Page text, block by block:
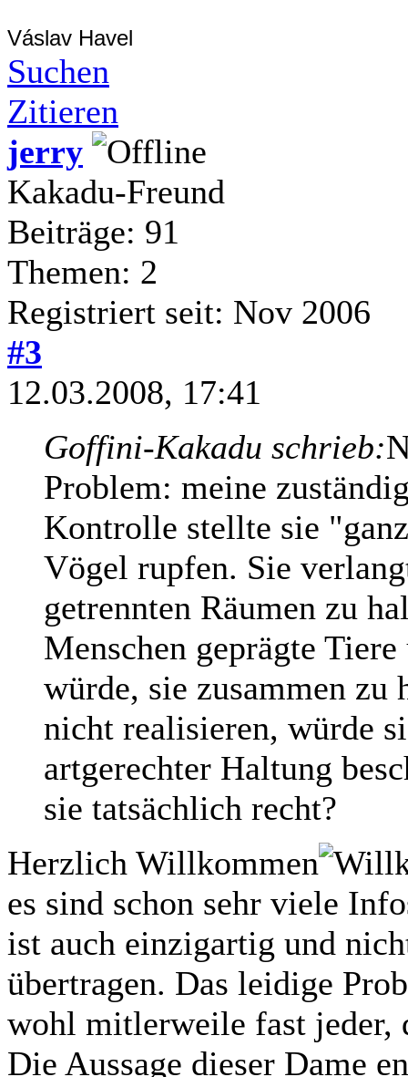
Váslav Havel
Suchen
Zitieren
jerry
Kakadu-Freund
Beiträge: 91
Themen: 2
Registriert seit: Nov 2006
#3
12.03.2008, 17:41
Goffini-Kakadu schrieb:
Problem: meine
Kontrolle stellte sie
Vögel rupfen. Sie
getrennten Räumen zu
Menschen geprägte
würde, sie zusammen zu
nicht realisieren, würde
artgerechter Haltung
sie tatsächlich recht?
Herzlich Willkommen
es sind schon sehr viele
ist auch einzigartig und
übertragen. Das leidige
wohl mitlerweile fast jeder,
Die Aussage dieser Dame